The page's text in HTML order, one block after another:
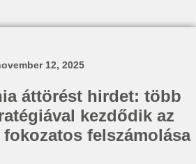
12, 2025
áttörést hirdet: több
kezdődik az
felszámolása